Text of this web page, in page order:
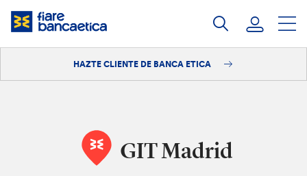
Saltar
HAZTE CLIENTE DE BANCA ETICA
GIT Madrid